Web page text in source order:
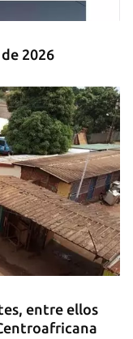
2026
entre ellos